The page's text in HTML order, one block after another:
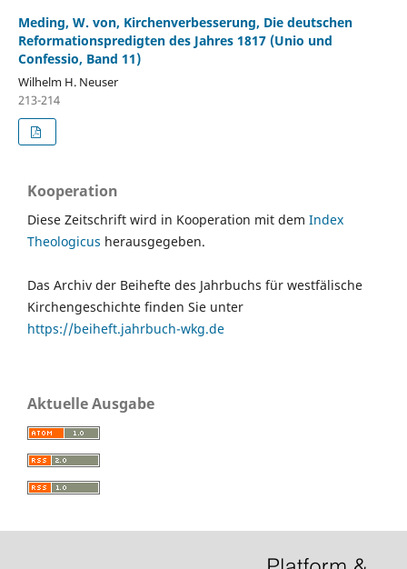
Meding, W. von, Kirchenverbesserung, Die deutschen
Reformationspredigten des Jahres 1817 (Unio und
Confessio, Band 11)
Wilhelm H. Neuser
213-214
Kooperation
Diese Zeitschrift wird in Kooperation mit dem Index
Theologicus herausgegeben.
Das Archiv der Beihefte des Jahrbuchs für westfälische
Kirchengeschichte finden Sie unter
https://beiheft.jahrbuch-wkg.de
Aktuelle Ausgabe